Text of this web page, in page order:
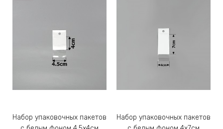
Набор упаковочных пакетов
Набор упаковочных пакетов